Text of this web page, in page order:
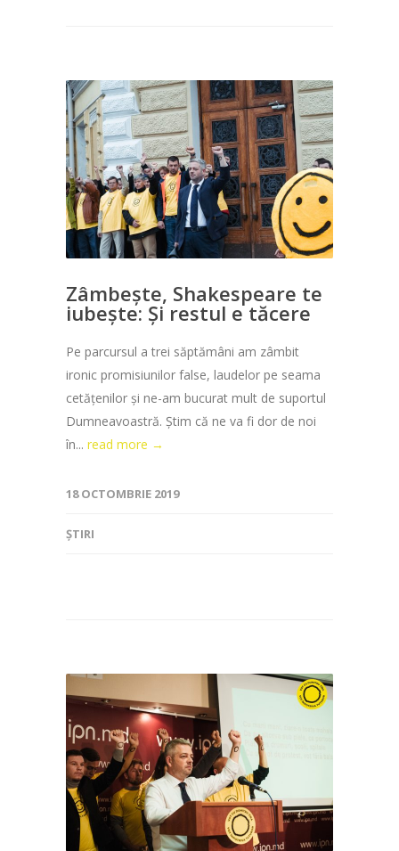
Zâmbește, Shakespeare te
iubește: Și restul e tăcere
Pe parcursul a trei săptămâni am zâmbit
ironic promisiunilor false, laudelor pe seama
cetățenilor și ne-am bucurat mult de suportul
Dumneavoastră. Știm că ne va fi dor de noi
în... read more →
18 OCTOMBRIE 2019
ȘTIRI